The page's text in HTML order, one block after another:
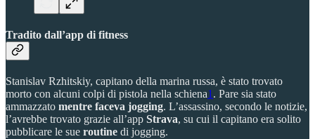
Tradito dall’app di fitness
Stanislav Rzhitskiy, capitano della marina russa, è stato trovato
morto con alcuni colpi di pistola nella schiena1 . Pare sia stato
ammazzato mentre faceva jogging. L’assassino, secondo le notizie,
l’avrebbe trovato grazie all’app Strava, su cui il capitano era solito
pubblicare le sue routine di jogging.